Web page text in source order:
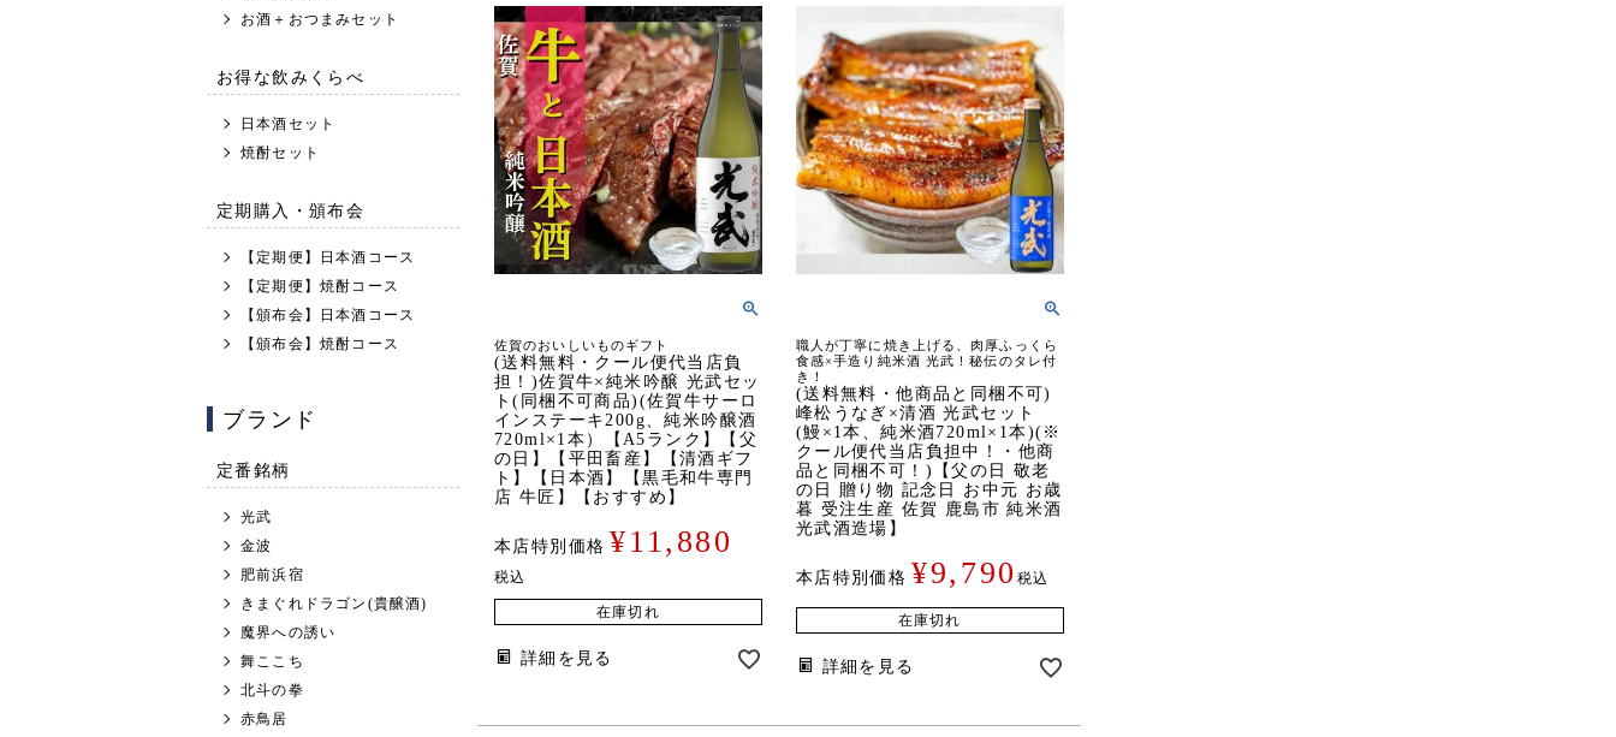
お酒＋おつまみセット
お得な飲みくらべ
日本酒セット
焼酎セット
定期購入・頒布会
【定期便】日本酒コース
【定期便】焼酎コース
【頒布会】日本酒コース
【頒布会】焼酎コース
ブランド
定番銘柄
光武
金波
肥前浜宿
きまぐれドラゴン(貴醸酒)
魔界への誘い
舞ここち
北斗の拳
赤鳥居
佐賀のおいしいものギフト
(送料無料・クール便代当店負
担！)佐賀牛×純米吟醸 光武セッ
ト(同梱不可商品)(佐賀牛サーロ
インステーキ200g、純米吟醸酒
720ml×1本）【A5ランク】【父
の日】【平田畜産】【清酒ギフ
ト】【日本酒】【黒毛和牛専門
店 牛匠】【おすすめ】
本店特別価格 ¥11,880
税込
在庫切れ
詳細を見る
職人が丁寧に焼き上げる、肉厚ふっくら
食感×手造り純米酒 光武！秘伝のタレ付
き！
(送料無料・他商品と同梱不可)
峰松うなぎ×清酒 光武セット
(鰻×1本、純米酒720ml×1本)(※
クール便代当店負担中！・他商
品と同梱不可！)【父の日 敬老
の日 贈り物 記念日 お中元 お歳
暮 受注生産 佐賀 鹿島市 純米酒
光武酒造場】
本店特別価格 ¥9,790 税込
在庫切れ
詳細を見る